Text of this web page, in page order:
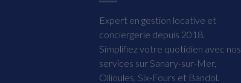
Expert en gestion locative et
conciergerie depuis 2018.
Simplifiez votre quotidien avec nos
services sur Sanary-sur-Mer,
Ollioules, Six-Fours et Bandol.